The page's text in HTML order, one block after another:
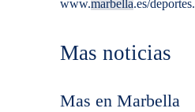
www.marbella.es/deportes.
Mas noticias
Mas en Marbella